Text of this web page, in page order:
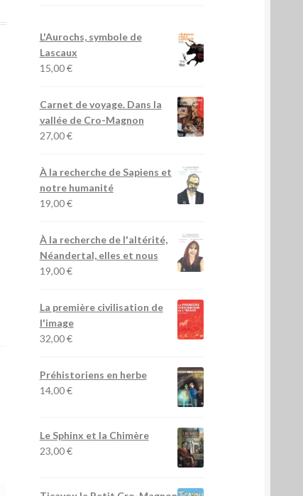
L'Aurochs, symbole de
Lascaux
15,00€
Carnet de voyage. Dans la
vallée de Cro-Magnon
27,00€
À la recherche de Sapiens et
notre humanité
19,00€
À la recherche de l'altérité,
Néandertal, elles et nous
19,00€
La première civilisation de
l'image
32,00€
Préhistoriens en herbe
14,00€
Le Sphinx et la Chimère
23,00€